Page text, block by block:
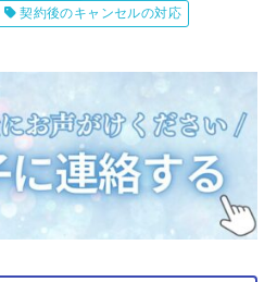
契約後のキャンセルの対応